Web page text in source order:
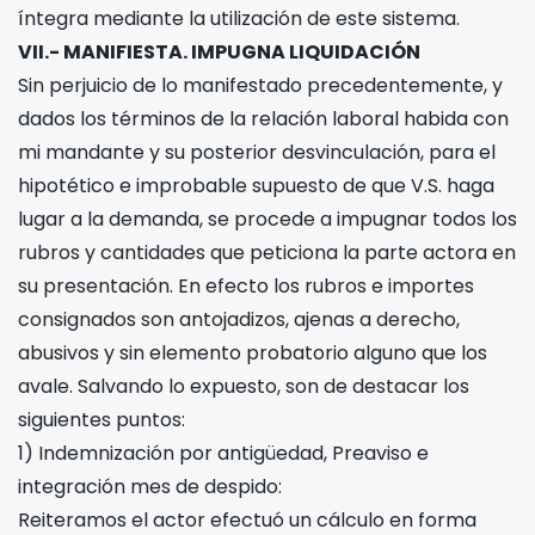
íntegra mediante la utilización de este sistema.
VII.- MANIFIESTA. IMPUGNA LIQUIDACIÓN
Sin perjuicio de lo manifestado precedentemente, y
dados los términos de la relación laboral habida con
mi mandante y su posterior desvinculación, para el
hipotético e improbable supuesto de que V.S. haga
lugar a la demanda, se procede a impugnar todos los
rubros y cantidades que peticiona la parte actora en
su presentación. En efecto los rubros e importes
consignados son antojadizos, ajenas a derecho,
abusivos y sin elemento probatorio alguno que los
avale. Salvando lo expuesto, son de destacar los
siguientes puntos:
1) Indemnización por antigüedad, Preaviso e
integración mes de despido:
Reiteramos el actor efectuó un cálculo en forma